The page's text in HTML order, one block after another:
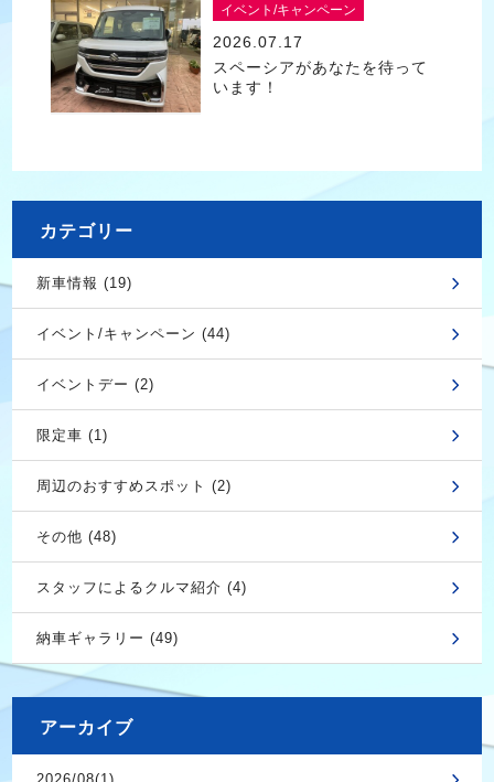
イベント/キャンペーン
2026.07.17
スペーシアがあなたを待って
います！
カテゴリー
新車情報 (19)
イベント/キャンペーン (44)
イベントデー (2)
限定車 (1)
周辺のおすすめスポット (2)
その他 (48)
スタッフによるクルマ紹介 (4)
納車ギャラリー (49)
アーカイブ